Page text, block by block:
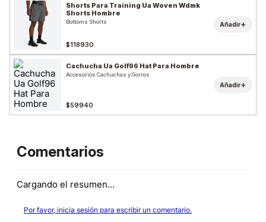
Shorts Para Training Ua Woven Wdmk
Shorts Hombre
Bottoms Shorts
$118930
Añadir+
Cachucha Ua Golf96 Hat Para Hombre
Accesorios Cachuchas y Gorros
$59940
Añadir+
Comentarios
Cargando el resumen…
Por favor, inicia sesión para escribir un comentario.